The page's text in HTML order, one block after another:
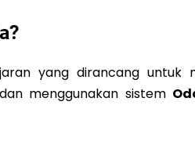
yang dirancang untuk
menggunakan sistem